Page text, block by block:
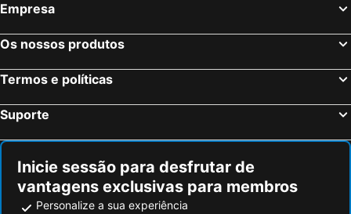
Empresa
Os nossos produtos
Termos e políticas
Suporte
Inicie sessão para desfrutar de
vantagens exclusivas para membros
Personalize a sua experiência